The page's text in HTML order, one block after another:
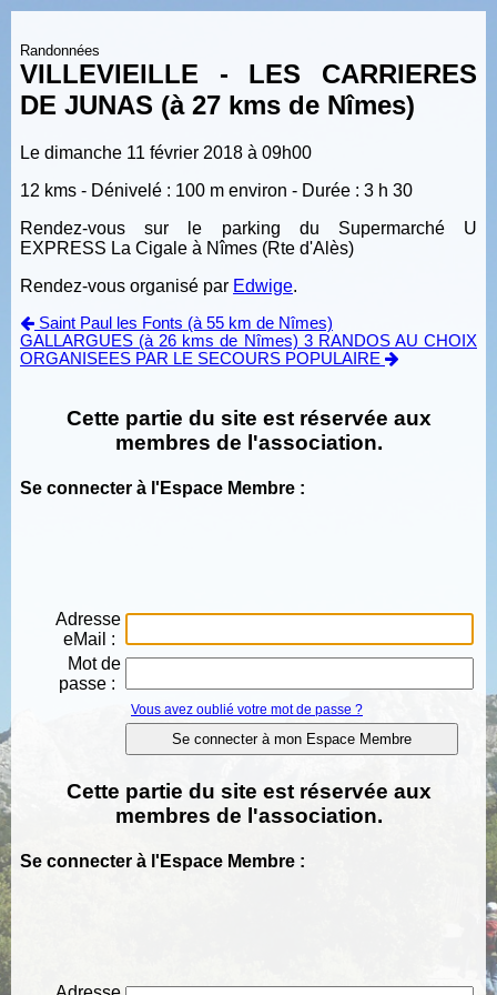
Randonnées
VILLEVIEILLE - LES CARRIERES
DE JUNAS (à 27 kms de Nîmes)
Le dimanche 11 février 2018 à 09h00
12 kms - Dénivelé : 100 m environ - Durée : 3 h 30
Rendez-vous sur le parking du Supermarché U
EXPRESS La Cigale à Nîmes (Rte d'Alès)
Rendez-vous organisé par Edwige.
Saint Paul les Fonts (à 55 km de Nîmes)
GALLARGUES (à 26 kms de Nîmes) 3 RANDOS AU CHOIX
ORGANISEES PAR LE SECOURS POPULAIRE
Cette partie du site est réservée aux
membres de l'association.
Se connecter à l'Espace Membre :
Adresse
eMail :
Mot de
passe :
Vous avez oublié votre mot de passe ?
Cette partie du site est réservée aux
membres de l'association.
Se connecter à l'Espace Membre :